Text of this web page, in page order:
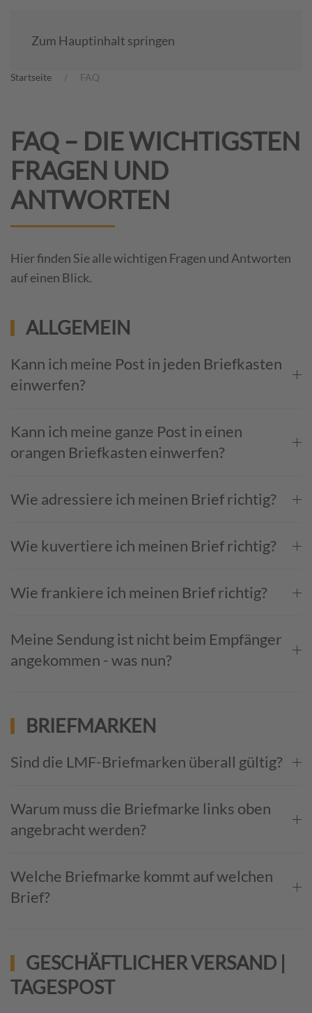
Zum Hauptinhalt springen
Startseite FAQ
FAQ – DIE WICHTIGSTEN
FRAGEN UND
ANTWORTEN
Hier finden Sie alle wichtigen Fragen und Antworten
auf einen Blick.
ALLGEMEIN
Kann ich meine Post in jeden Briefkasten
einwerfen?
Kann ich meine ganze Post in einen
orangen Briefkasten einwerfen?
Wie adressiere ich meinen Brief richtig?
Wie kuvertiere ich meinen Brief richtig?
Wie frankiere ich meinen Brief richtig?
Meine Sendung ist nicht beim Empfänger
angekommen - was nun?
BRIEFMARKEN
Sind die LMF-Briefmarken überall gültig?
Warum muss die Briefmarke links oben
angebracht werden?
Welche Briefmarke kommt auf welchen
Brief?
GESCHÄFTLICHER VERSAND |
TAGESPOST